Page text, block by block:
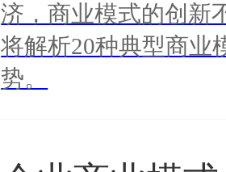
济，商业模式的创新
将解析20种典型商业
势。